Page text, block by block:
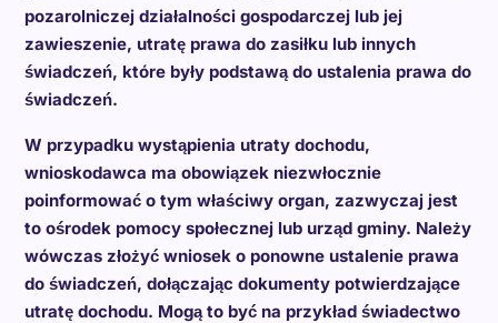
pozarolniczej działalności gospodarczej lub jej
zawieszenie, utratę prawa do zasiłku lub innych
świadczeń, które były podstawą do ustalenia prawa do
świadczeń.
W przypadku wystąpienia utraty dochodu,
wnioskodawca ma obowiązek niezwłocznie
poinformować o tym właściwy organ, zazwyczaj jest
to ośrodek pomocy społecznej lub urząd gminy. Należy
wówczas złożyć wniosek o ponowne ustalenie prawa
do świadczeń, dołączając dokumenty potwierdzające
utratę dochodu. Mogą to być na przykład świadectwo